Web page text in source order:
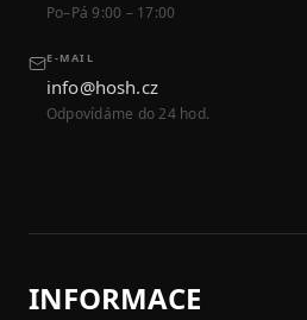
Po–Pá 9:00 – 17:00
E-MAIL
info@hosh.cz
Odpovídáme do 24 hod.
INFORMACE